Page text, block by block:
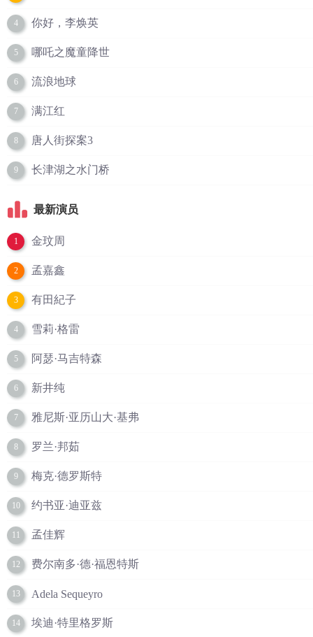
4 你好，李焕英
5 哪吒之魔童降世
6 流浪地球
7 满江红
8 唐人街探案3
9 长津湖之水门桥
最新演员
1 金玟周
2 孟嘉鑫
3 有田紀子
4 雪莉·格雷
5 阿瑟·马吉特森
6 新井纯
7 雅尼斯·亚历山大·基弗
8 罗兰·邦茹
9 梅克·德罗斯特
10 约书亚·迪亚兹
11 孟佳辉
12 费尔南多·德·福恩特斯
13 Adela Sequeyro
14 埃迪·特里格罗斯